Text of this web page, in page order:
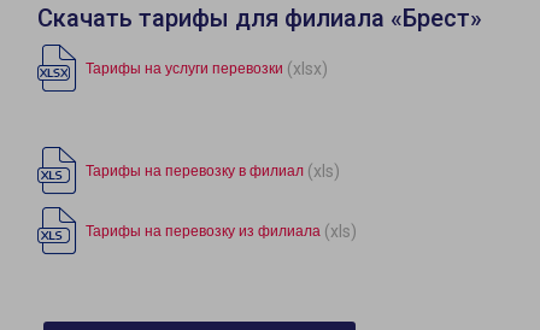
Скачать тарифы для филиала «Брест»
Тарифы на услуги перевозки (xlsx)
Тарифы на перевозку в филиал (xls)
Тарифы на перевозку из филиала (xls)